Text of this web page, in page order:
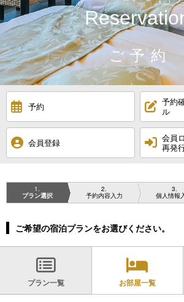
ご予約
予約
予約
ル
会員登録
会員
再発
1
プラン選択
2
予約内容入力
3
個人情報
ご希望の宿泊プランをお選びください。
プラン一覧 お部屋一覧